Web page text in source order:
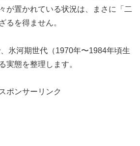
が置かれている状況は、まさに「二
るを得ません。
氷河期世代（1970年〜1984年頃生
実態を整理します。
スポンサーリンク